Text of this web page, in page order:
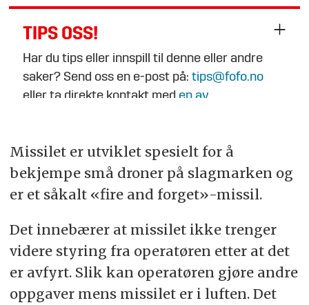
TIPS OSS!
Har du tips eller innspill til denne eller andre
saker? Send oss en e-post på:tips@fofo.no
eller ta direkte kontakt med en av
Missilet er utviklet spesielt for å
bekjempe små droner på slagmarken og
er et såkalt «fire and forget»-missil.
Det innebærer at missilet ikke trenger
videre styring fra operatøren etter at det
er avfyrt. Slik kan operatøren gjøre andre
oppgaver mens missilet er i luften. Det